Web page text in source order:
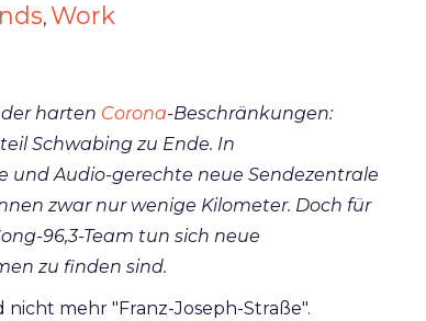
, Work
harten Corona-Beschränkungen:
Schwabing zu Ende. In
und Audio-gerechte neue Sendezentrale
zwar nur wenige Kilometer. Doch für
96,3-Team tun sich neue
zu finden sind.
mehr "Franz-Joseph-Straße".